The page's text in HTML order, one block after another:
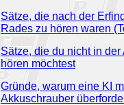
Sätze, die nach der
Rades zu hören waren
Sätze, die du nicht in der
hören möchtest
Gründe, warum eine KI
Akkuschrauber